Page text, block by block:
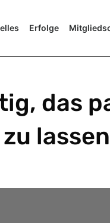
Erfolge
das